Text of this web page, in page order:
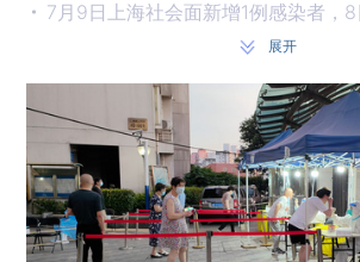
甘肃兰州：全市公共场所临时管控一周
罚款4.51亿元！陕西市监局因何处罚
总统、总理宣布辞职后 斯里兰卡多
天津123人因逃避核酸检测被训诫 4
展开